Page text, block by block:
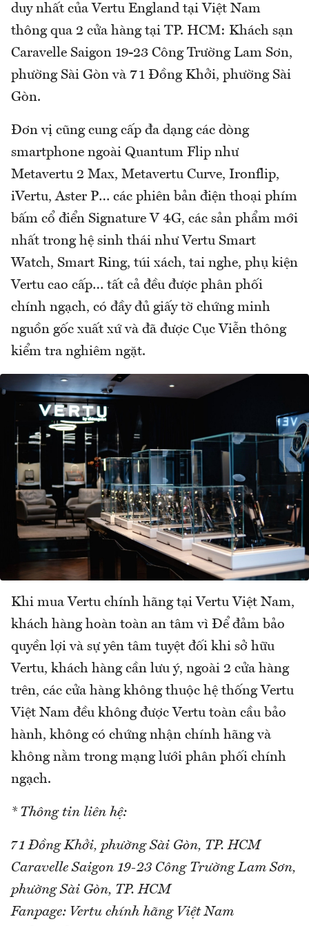
duy nhất của Vertu England tại Việt Nam
thông qua 2 cửa hàng tại TP. HCM: Khách sạn
Caravelle Saigon 19-23 Công Trường Lam Sơn,
phường Sài Gòn và 71 Đồng Khởi, phường Sài
Gòn.
Đơn vị cũng cung cấp đa dạng các dòng
smartphone ngoài Quantum Flip như
Metavertu 2 Max, Metavertu Curve, Ironflip,
iVertu, Aster P… các phiên bản điện thoại phím
bấm cổ điển Signature V 4G, các sản phẩm mới
nhất trong hệ sinh thái như Vertu Smart
Watch, Smart Ring, túi xách, tai nghe, phụ kiện
Vertu cao cấp… tất cả đều được phân phối
chính ngạch, có đầy đủ giấy tờ chứng minh
nguồn gốc xuất xứ và đã được Cục Viễn thông
kiểm tra nghiêm ngặt.
Khi mua Vertu chính hãng tại Vertu Việt Nam,
khách hàng hoàn toàn an tâm vì Để đảm bảo
quyền lợi và sự yên tâm tuyệt đối khi sở hữu
Vertu, khách hàng cần lưu ý, ngoài 2 cửa hàng
trên, các cửa hàng không thuộc hệ thống Vertu
Việt Nam đều không được Vertu toàn cầu bảo
hành, không có chứng nhận chính hãng và
không nằm trong mạng lưới phân phối chính
ngạch.
* Thông tin liên hệ:
71 Đồng Khởi, phường Sài Gòn, TP. HCM
Caravelle Saigon 19-23 Công Trường Lam Sơn,
phường Sài Gòn, TP. HCM
Fanpage: Vertu chính hãng Việt Nam